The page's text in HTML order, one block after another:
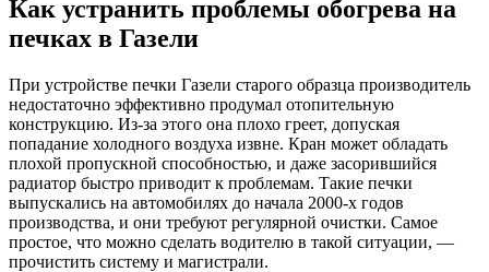
Как устранить проблемы обогрева на
печках в Газели
При устройстве печки Газели старого образца производитель
недостаточно эффективно продумал отопительную
конструкцию. Из-за этого она плохо греет, допуская
попадание холодного воздуха извне. Кран может обладать
плохой пропускной способностью, и даже засорившийся
радиатор быстро приводит к проблемам. Такие печки
выпускались на автомобилях до начала 2000-х годов
производства, и они требуют регулярной очистки. Самое
простое, что можно сделать водителю в такой ситуации, —
прочистить систему и магистрали.